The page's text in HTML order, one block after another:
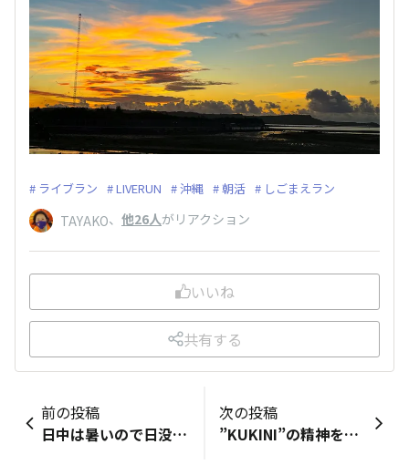
ライブラン LIVERUN 沖縄 朝活 しごまえラン
TAYAKO、 他26人がリアクション
いいね
共有する
前の投稿
日中は暑いので日没間際に走りました。 10kmの予定が… 15km位かな？ やっぱりマラソン大会にエントリーすると 気分が高揚しますね。
次の投稿
”KUKINI”の精神を受け継ぐホノルルマラソンの真髄。。。 事務局より「ホノルルマラソンヒストリー」が公開されましたので、それにちなんだ話題です。 コンベンションセンターに入りますと、展示コーナーで画像のような文言が書かれた掲示板が立っています。だいたい欧米人くらいしか、この前で見ている人はいないのですが、耳に入ってくる彼らの話を聞いていると、うなずいて感心しているので読んでみますと.... ＝＝＝＝＝＝＝ 『古代ハワイにおいて、足が速かった韋駄天”KUKINI”らは、伝言・伝令、スパイ活動、徒競走の選手として（島中を駆け巡り）、主君に仕えるために激しく鍛錬した。現在そのKUKINIの精神は、ホノルルマラソンの過酷な26.2マイル(42.195km)に挑戦するに足りる勇敢な人々に生き続いている。』 ＝＝＝＝＝＝＝ その昔、部族間で走りを競っていたその姿こそ、ルーツが示す象徴だったのですね。ロゴとして、完走Tシャツに、完走証に、その他あらゆる関連商品にも使われていることが理解できます。 ですからホノルルマラソンは、本来、物見遊山でお祭り騒ぎのような大会ではなく、屈強な男たちの戦う舞台とも言えるのですね！厳しさと緩やかさが融合した大会。奥が深いです。